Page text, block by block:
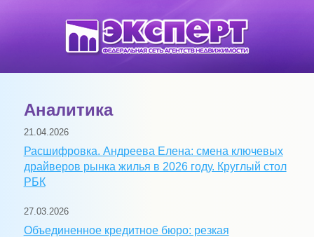
Аналитика
21.04.2026
Расшифровка. Андреева Елена: смена ключевых
драйверов рынка жилья в 2026 году. Круглый стол
РБК
27.03.2026
Объединенное кредитное бюро: резкая